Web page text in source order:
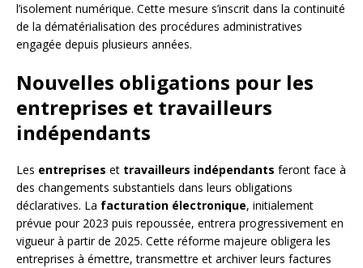
l’isolement numérique. Cette mesure s’inscrit dans la continuité
de la dématérialisation des procédures administratives
engagée depuis plusieurs années.
Nouvelles obligations pour les
entreprises et travailleurs
indépendants
Les entreprises et travailleurs indépendants feront face à
des changements substantiels dans leurs obligations
déclaratives. La facturation électronique, initialement
prévue pour 2023 puis repoussée, entrera progressivement en
vigueur à partir de 2025. Cette réforme majeure obligera les
entreprises à émettre, transmettre et archiver leurs factures